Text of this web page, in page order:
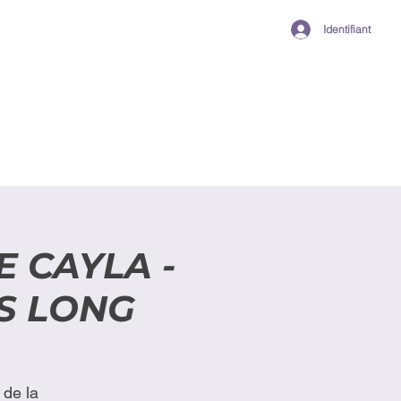
Identifiant
CAYLA -
LONG
la